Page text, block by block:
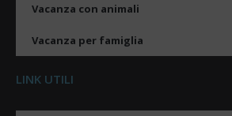
Vacanza con animali
Vacanza per famiglia
LINK UTILI